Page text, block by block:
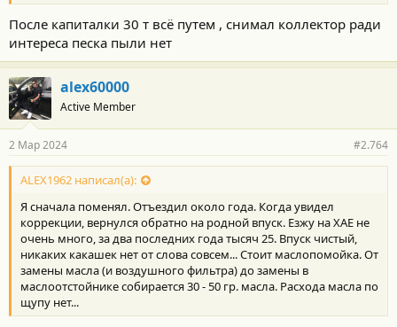
После капиталки 30 т всё путем , снимал коллектор ради
интереса песка пыли нет
alex60000
Active Member
2 Мар 2024 #2.764
ALEX1962 написал(а):
Я сначала поменял. Отъездил около года. Когда увидел
коррекции, вернулся обратно на родной впуск. Езжу на ХАЕ не
очень много, за два последних года тысяч 25. Впуск чистый,
никаких какашек нет от слова совсем... Стоит маслопомойка. От
замены масла (и воздушного фильтра) до замены в
маслоотстойнике собирается 30 - 50 гр. масла. Расхода масла по
щупу нет...